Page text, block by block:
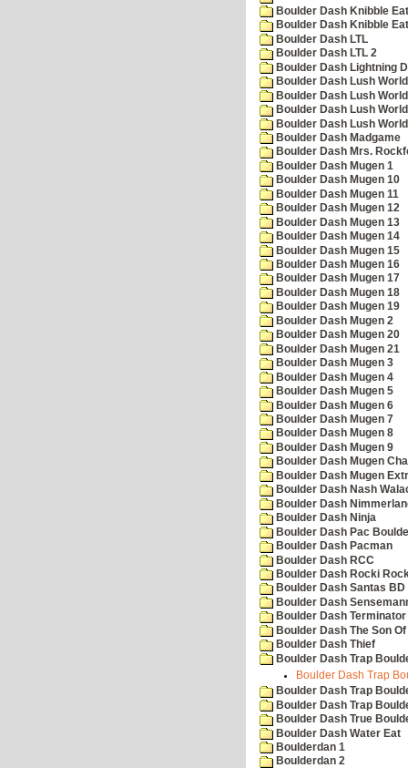
Boulder Dash Knibble
Boulder Dash Knibble
Boulder Dash LTL
Boulder Dash LTL 2
Boulder Dash Lightning
Boulder Dash Lush
Boulder Dash Lush
Boulder Dash Lush
Boulder Dash Lush
Boulder Dash Madgame
Boulder Dash Mrs.
Boulder Dash Mugen 1
Boulder Dash Mugen 10
Boulder Dash Mugen 11
Boulder Dash Mugen 12
Boulder Dash Mugen 13
Boulder Dash Mugen 14
Boulder Dash Mugen 15
Boulder Dash Mugen 16
Boulder Dash Mugen 17
Boulder Dash Mugen 18
Boulder Dash Mugen 19
Boulder Dash Mugen 2
Boulder Dash Mugen 20
Boulder Dash Mugen 21
Boulder Dash Mugen 3
Boulder Dash Mugen 4
Boulder Dash Mugen 5
Boulder Dash Mugen 6
Boulder Dash Mugen 7
Boulder Dash Mugen 8
Boulder Dash Mugen 9
Boulder Dash Mugen
Boulder Dash Mugen
Boulder Dash Nash
Boulder Dash
Boulder Dash Ninja
Boulder Dash Pac
Boulder Dash Pacman
Boulder Dash RCC
Boulder Dash Rocki
Boulder Dash Santas
Boulder Dash
Boulder Dash
Boulder Dash The Son
Boulder Dash Thief
Boulder Dash Trap
Boulder Dash Trap
Boulder Dash Trap
Boulder Dash Trap
Boulder Dash True
Boulder Dash Water Eat
Boulderdan 1
Boulderdan 2